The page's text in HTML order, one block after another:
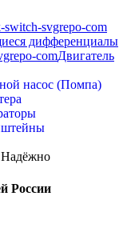
дифференциалы
Двигатель
насос (Помпа)
России